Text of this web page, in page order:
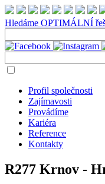
Hledáme OPTIMÁLNÍ
Profil společnosti
Zajímavosti
Provádíme
Kariéra
Reference
Kontakty
R277 Krnov -